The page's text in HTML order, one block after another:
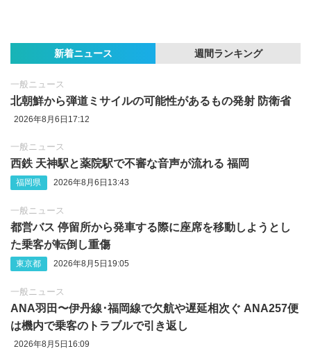
新着ニュース 週間ランキング
一般ニュース
北朝鮮から弾道ミサイルの可能性があるもの発射 防衛省
2026年8月6日17:12
一般ニュース
西鉄 天神駅と薬院駅で不審な音声が流れる 福岡
福岡県 2026年8月6日13:43
一般ニュース
都営バス 停留所から発車する際に座席を移動しようとし
た乗客が転倒し重傷
東京都 2026年8月5日19:05
一般ニュース
ANA羽田〜伊丹線･福岡線で欠航や遅延相次ぐ ANA257便
は機内で乗客のトラブルで引き返し
2026年8月5日16:09